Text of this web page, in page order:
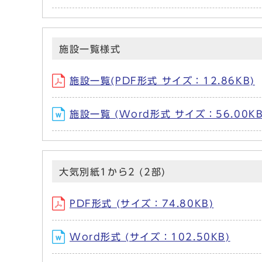
施設一覧様式
施設一覧(PDF形式 サイズ：12.86KB)
施設一覧 (Word形式 サイズ：
大気別紙1から2 (2部)
PDF形式 (サイズ：74.80KB)
Word形式 (サイズ：102.50KB)